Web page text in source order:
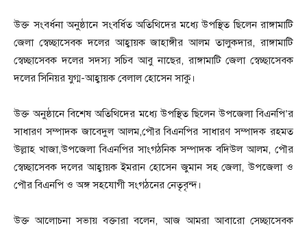
উক্ত সংবর্ধনা অনুষ্ঠানে সংবর্ধিত অতিথিদের মধ্যে উপস্থিত ছিলেন রাঙ্গামাটি
জেলা স্বেচ্ছাসেবক দলের আহ্বায়ক জাহাঙ্গীর আলম তালুকদার, রাঙ্গামাটি
স্বেচ্ছাসেবক দলের সদস্য সচিব আবু নাছের, রাঙ্গামাটি জেলা স্বেচ্ছাসেবক
দলের সিনিয়র যুগ্ম-আহ্বায়ক বেলাল হোসেন সাকু।
উক্ত অনুষ্ঠানে বিশেষ অতিথিদের মধ্যে উপস্থিত ছিলেন উপজেলা বিএনপি’র
সাধারণ সম্পাদক জাবেদুল আলম,পৌর বিএনপির সাধারণ সম্পাদক রহমত
উল্লাহ খাজা,উপজেলা বিএনপির সাংগঠনিক সম্পাদক বদিউল আলম, পৌর
স্বেচ্ছাসেবক দলের আহ্বায়ক ইমরান হোসেন জুমান সহ জেলা, উপজেলা ও
পৌর বিএনপি ও অঙ্গ সহযোগী সংগঠনের নেতৃবৃন্দ।
উক্ত আলোচনা সভায় বক্তারা বলেন, আজ আমরা আবারো সেচ্ছাসেবক